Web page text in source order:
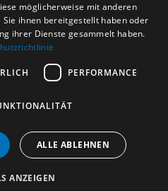
& Co. KG
möglicherweise mit anderen
ihnen bereitgestellt haben oder
ihrer Dienste gesammelt haben.
PERFORMANCE
ALLE ABLEHNEN
ANZEIGEN